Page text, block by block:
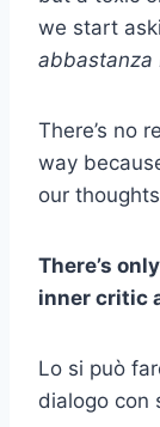
we start
abbastanza
There’s no
way
our
There’s
inner critic
Lo si può
dialogo con